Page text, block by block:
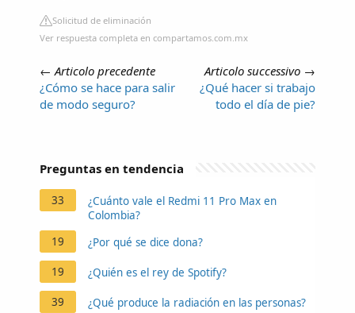
Solicitud de eliminación
Ver respuesta completa en compartamos.com.mx
← Articolo precedente
¿Cómo se hace para salir
de modo seguro?
Articolo successivo →
¿Qué hacer si trabajo
todo el día de pie?
Preguntas en tendencia
33
¿Cuánto vale el Redmi 11 Pro Max en
Colombia?
19
¿Por qué se dice dona?
19 ¿Quién es el rey de Spotify?
39 ¿Qué produce la radiación en las personas?